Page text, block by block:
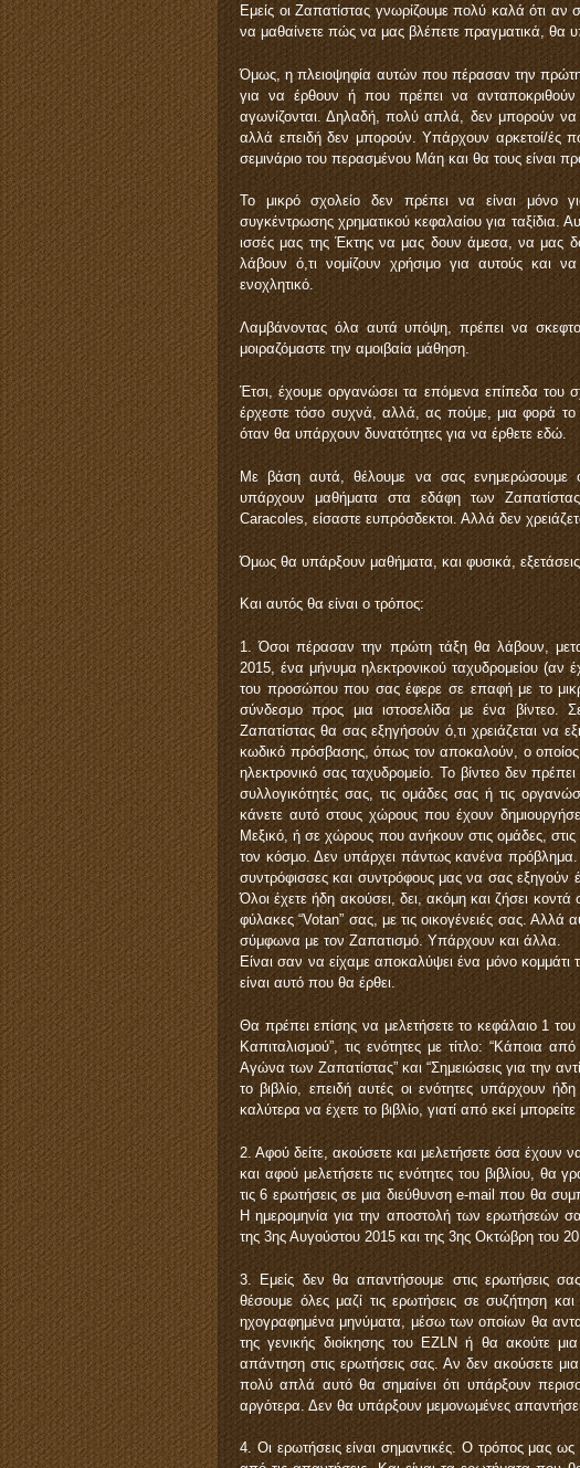
Εμείς οι Ζαπατίστας γνωρίζουμε πολύ καλά ότι
να μαθαίνετε πώς να μας βλέπετε πραγματικά, θα
Όμως, η πλειοψηφία αυτών που πέρασαν την πρώτη
για να έρθουν ή που πρέπει να ανταποκριθούν
αγωνίζονται. Δηλαδή, πολύ απλά, δεν μπορούν να
αλλά επειδή δεν μπορούν. Υπάρχουν αρκετοί/ές
σεμινάριο του περασμένου Μάη και θα τους είναι
Το μικρό σχολείο δεν πρέπει να είναι μόνο
συγκέντρωσης χρηματικού κεφαλαίου για ταξίδια.
ισσές μας της Έκτης να μας δουν άμεσα, να μας
λάβουν ό,τι νομίζουν χρήσιμο για αυτούς και
ενοχλητικό.
Λαμβάνοντας όλα αυτά υπόψη, πρέπει να
μοιραζόμαστε την αμοιβαία μάθηση.
Έτσι, έχουμε οργανώσει τα επόμενα επίπεδα του
έρχεστε τόσο συχνά, αλλά, ας πούμε, μια φορά
όταν θα υπάρχουν δυνατότητες για να έρθετε εδώ.
Με βάση αυτά, θέλουμε να σας ενημερώσουμε
υπάρχουν μαθήματα στα εδάφη των
Caracoles, είσαστε ευπρόσδεκτοι. Αλλά δεν
Όμως θα υπάρξουν μαθήματα, και φυσικά, εξετάσεις.
Και αυτός θα είναι ο τρόπος:
1. Όσοι πέρασαν την πρώτη τάξη θα λάβουν,
2015, ένα μήνυμα ηλεκτρονικού ταχυδρομείου (αν
του προσώπου που σας έφερε σε επαφή με το
σύνδεσμο προς μια ιστοσελίδα με ένα βίντεο.
Ζαπατίστας θα σας εξηγήσούν ό,τι χρειάζεται να
κωδικό πρόσβασης, όπως τον αποκαλούν, ο
ηλεκτρονικό σας ταχυδρομείο. Το βίντεο δεν
συλλογικότητές σας, τις ομάδες σας ή τις
κάνετε αυτό στους χώρους που έχουν
Μεξικό, ή σε χώρους που ανήκουν στις ομάδες,
τον κόσμο. Δεν υπάρχει πάντως κανένα πρόβλημα.
συντρόφισσες και συντρόφους μας να σας
Όλοι έχετε ήδη ακούσει, δει, ακόμη και ζήσει κοντά
φύλακες “Votan” σας, με τις οικογένειές σας. Αλλά
σύμφωνα με τον Ζαπατισμό. Υπάρχουν και άλλα.
Είναι σαν να είχαμε αποκαλύψει ένα μόνο
είναι αυτό που θα έρθει.
Θα πρέπει επίσης να μελετήσετε το κεφάλαιο 1
Καπιταλισμού”, τις ενότητες με τίτλο: “Κάποια
Αγώνα των Ζαπατίστας” και “Σημειώσεις για την
το βιβλίο, επειδή αυτές οι ενότητες υπάρχουν
καλύτερα να έχετε το βιβλίο, γιατί από εκεί
2. Αφού δείτε, ακούσετε και μελετήσετε όσα έχουν
και αφού μελετήσετε τις ενότητες του βιβλίου,
τις 6 ερωτήσεις σε μια διεύθυνση e-mail που θα
Η ημερομηνία για την αποστολή των ερωτήσεών
της 3ης Αυγούστου 2015 και της 3ης Οκτώβρη του
3. Εμείς δεν θα απαντήσουμε στις ερωτήσεις
θέσουμε όλες μαζί τις ερωτήσεις σε συζήτηση
ηχογραφημένα μηνύματα, μέσω των οποίων θα
της γενικής διοίκησης του EZLN ή θα ακούτε
απάντηση στις ερωτήσεις σας. Αν δεν ακούσετε
πολύ απλά αυτό θα σημαίνει ότι υπάρξουν
αργότερα. Δεν θα υπάρξουν μεμονωμένες
4. Οι ερωτήσεις είναι σημαντικές. Ο τρόπος μας ως